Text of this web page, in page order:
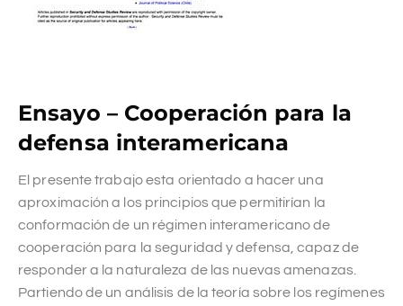
Ensayo – Cooperación para la
defensa interamericana
El presente trabajo esta orientado a hacer una
aproximación a los principios que permitirían la
conformación de un régimen interamericano de
cooperación para la seguridad y defensa, capaz de
responder a la naturaleza de las nuevas amenazas.
Partiendo de un análisis de la teoría sobre los regímenes